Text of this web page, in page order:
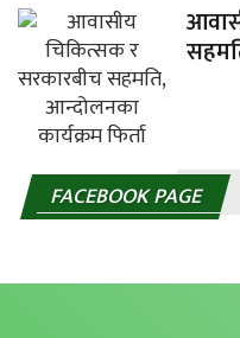
FACEBOOK PAGE